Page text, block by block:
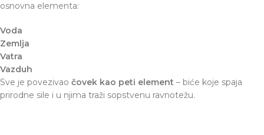
osnovna elementa:
Voda
Zemlja
Vatra
Vazduh
Sve je povezivao čovek kao peti element – biće koje spaja
prirodne sile i u njima traži sopstvenu ravnotežu.